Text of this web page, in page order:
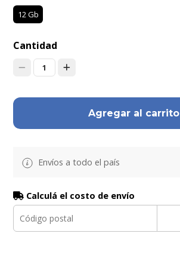
12 Gb
Cantidad
1
Agregar al carrito
Envíos a todo el país
Calculá el costo de envío